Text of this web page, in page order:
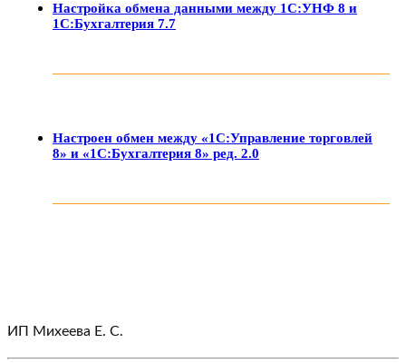
Настройка обмена данными между 1С:УНФ 8 и
1С:Бухгалтерия 7.7
Настроен обмен между «1С:Управление торговлей
8» и «1С:Бухгалтерия 8» ред. 2.0
ИП Михеева Е. С.